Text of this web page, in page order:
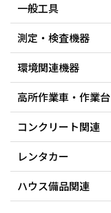
一般工具
測定・検査機器
環境関連機器
高所作業車・作業台
コンクリート関連
レンタカー
ハウス備品関連